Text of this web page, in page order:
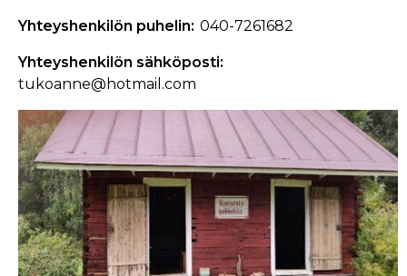
Yhteyshenkilön puhelin 040-7261682
Yhteyshenkilön sähköposti
tukoanne@hotmail.com